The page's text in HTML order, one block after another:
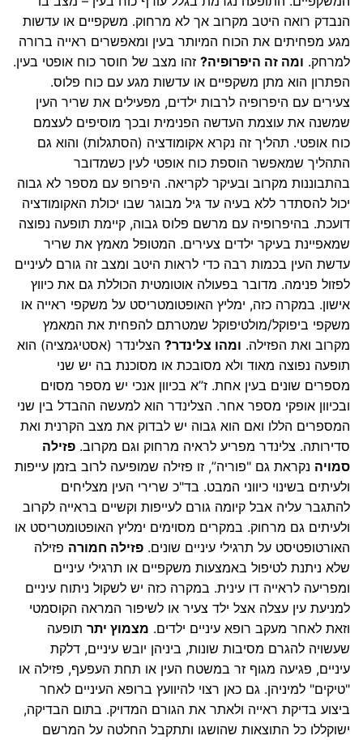
הנבדק רואה היטב מקרוב אך לא מרחוק. משקפיים או עדשות
מגע מפחיתים את הכוח המיותר בעין ומאפשרים ראייה ברורה
למרחק. ומה זה היפרופיה? זהו מצב של חוסר כוח אופטי בעין.
הפתרון הוא מתן משקפיים או עדשות מגע עם כוח פלוס.
צעירים עם היפרופיה לרבות ילדים, מפעילים את שריר העין
שמשנה את עוצמת העדשה הפנימית ובכך מוסיפים לעצמם
כוח אופטי. תהליך זה נקרא אקומודציה (הסתגלות) והוא גם
התהליך שמאפשר הוספת כוח אופטי לעין כשמדובר
בהתבוננות מקרוב ובעיקר לקריאה. היפרופ עם מספר לא גבוה
יכול להסתדר ללא בעיה עד גיל מבוגר שבו יכולת האקומודציה
דועכת. בהיפרופיה עם מרשם פלוס גבוה, קיימת תופעה נפוצה
שמאפיינת בעיקר ילדים צעירים. המטופל מאמץ את שריר
עדשת העין בכמות רבה כדי לראות היטב ומצב זה גורם לעיניים
לפזול פנימה. מדובר בפעולה אוטומטית הכוללת גם את כיווץ
אישון. במקרה כזה, ימליץ האופטומטריסט על משקפי ראייה או
משקפי ביפוקל/מולטיפוקל שמטרתם להפחית את המאמץ
מקרוב ואת הפזילה. ומהו צלינדר? הצלינדר (אסטיגמציה) הוא
תופעה נפוצה מאוד ולא מסובכת או מסוכנת בה יש שני
מספרים שונים בעין אחת. ז”א בכיוון אנכי יש מספר מסוים
ובכיוון אופקי מספר אחר. הצלינדר הוא למעשה ההבדל בין שני
המספרים הללו ואם הוא גבוה יש לבדוק את מצב הקרנית ואת
סדירותה. צלינדר מפריע לראיה מרחוק וגם מקרוב. פזילה
סמויה נקראת גם "פוריה”, זו פזילה שמופיעה לרוב בזמן עייפות
ולעיתים בשינוי כיווני המבט. בד"כ שרירי העין מצליחים
להתגבר עליה אבל קיומה גורם לעייפות וקשיים בראייה לקרוב
ולעיתים גם מרחוק. במקרים מסוימים ימליץ האופטומטריסט או
האורטופטיסט על תרגילי עיניים שונים. פזילה חמורה פזילה
שלא ניתנת לטיפול באמצעות משקפיים או תרגילי עיניים
ומפריעה לראייה דו עינית. במקרה כזה יש לשקול ניתוח עיניים
למניעת עין עצלה אצל ילד צעיר או לשיפור המראה הקוסמטי
וזאת לאחר מעקב רופא עיניים ילדים. מצמוץ יתר תופעה
שעשויה להגרם מסיבות שונות, ביניהן יובש עיניים, דלקת
עיניים, פגיעה מגוף זר במשטח העין או תחת העפעף, פזילה או
"טיקים" למיניהן. גם כאן רצוי להיוועץ ברופא העיניים לאחר
ביצוע בדיקת ראייה ולאתר את הגורם המדויק. בתום הבדיקה,
ישוקללו כל התוצאות שהושגו ותתקבל החלטה על המרשם